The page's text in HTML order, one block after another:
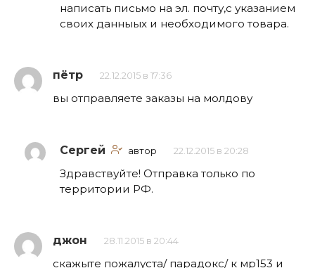
написать письмо на эл. почту,с указанием
своих данныых и необходимого товара.
пётр 22.12.2015 в 17:36
вы отправляете заказы на молдову
Сергей автор 22.12.2015 в 20:28
Здравствуйте! Отправка только по
территории РФ.
джон 28.11.2015 в 20:44
скажыте пожалуста/ парадокс/ к мр153 и